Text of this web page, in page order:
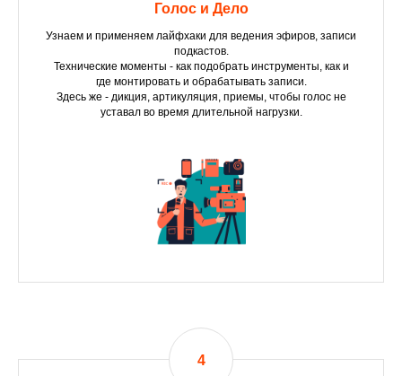
Голос и Дело
Узнаем и применяем лайфхаки для ведения эфиров, записи
подкастов.
Технические моменты - как подобрать инструменты, как и
где монтировать и обрабатывать записи.
Здесь же - дикция, артикуляция, приемы, чтобы голос не
уставал во время длительной нагрузки.
4